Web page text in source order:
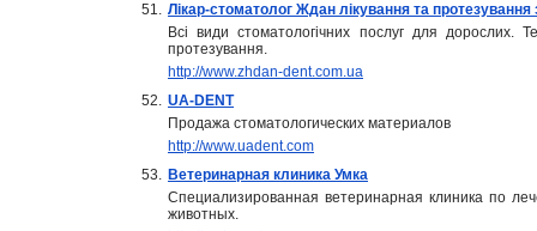
51. Лікар-стоматолог Ждан лікування та протезування
Всі види стоматологічних послуг для дорослих.
протезування.
http://www.zhdan-dent.com.ua
52. UA-DENT
Продажа стоматологических материалов
http://www.uadent.com
53. Ветеринарная клиника Умка
Специализированная ветеринарная клиника по
животных.